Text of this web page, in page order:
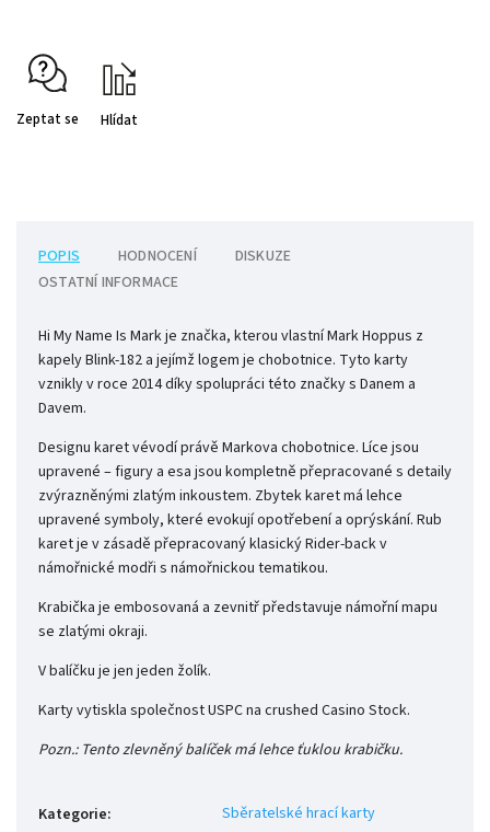
Zeptat se Hlídat
POPIS HODNOCENÍ
DISKUZE
OSTATNÍ INFORMACE
Hi My Name Is Mark je značka, kterou vlastní Mark Hoppus z
kapely Blink-182 a jejímž logem je chobotnice. Tyto karty
vznikly v roce 2014 díky spolupráci této značky s Danem a
Davem.
Designu karet vévodí právě Markova chobotnice. Líce jsou
upravené – figury a esa jsou kompletně přepracované s detaily
zvýrazněnými zlatým inkoustem. Zbytek karet má lehce
upravené symboly, které evokují opotřebení a oprýskání. Rub
karet je v zásadě přepracovaný klasický Rider-back v
námořnické modři s námořnickou tematikou.
Krabička je embosovaná a zevnitř představuje námořní mapu
se zlatými okraji.
V balíčku je jen jeden žolík.
Karty vytiskla společnost USPC na crushed Casino Stock.
Pozn.: Tento zlevněný balíček má lehce ťuklou krabičku.
Kategorie:
Sběratelské hrací karty